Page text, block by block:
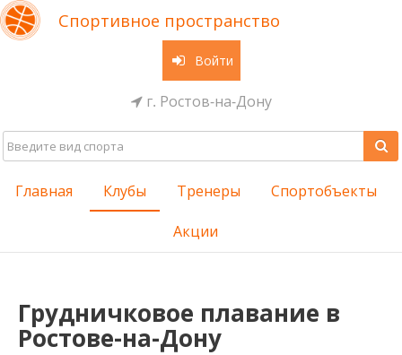
Спортивное пространство
Войти
г. Ростов-на-Дону
Главная Клубы Тренеры Спортобъекты
Акции
Грудничковое плавание в
Ростове-на-Дону